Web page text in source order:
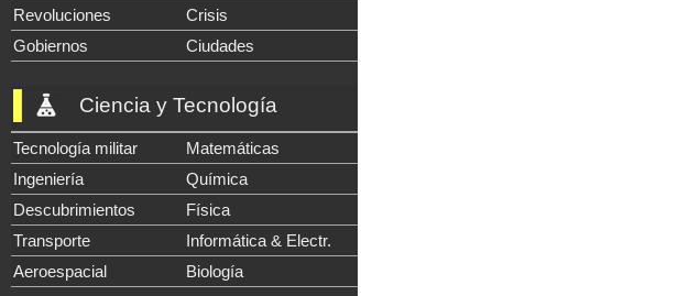
Revoluciones
Crisis
Gobiernos
Ciudades
Ciencia y Tecnología
Tecnología militar
Matemáticas
Ingeniería
Química
Descubrimientos
Física
Transporte
Informática & Electr.
Aeroespacial
Biología